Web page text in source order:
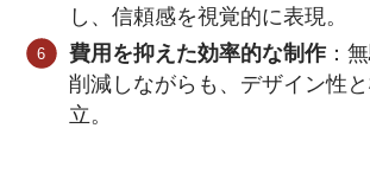
し、信頼感を視覚的に表現。
費用を抑えた効率的な制作 ：
削減しながらも、デザイン性
立。